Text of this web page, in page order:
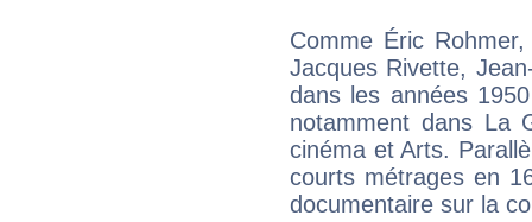
Comme Éric
Jacques Rivette,
dans les années
notamment dans La
cinéma et Arts.
courts métrages en
documentaire sur la